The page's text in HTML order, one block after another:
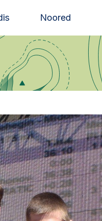
Noored